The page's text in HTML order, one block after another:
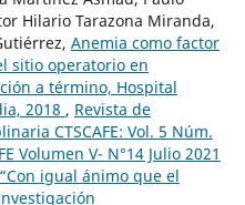
Hilario Tarazona Miranda,
Anemia como factor
sitio operatorio en
a término, Hospital
2018 , Revista de
CTSCAFE: Vol. 5 Núm.
Volumen V- N°14 Julio 2021
“Con igual ánimo que el